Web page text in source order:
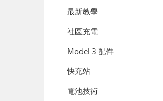
最新教學
社區充電
Model 3 配件
快充站
電池技術